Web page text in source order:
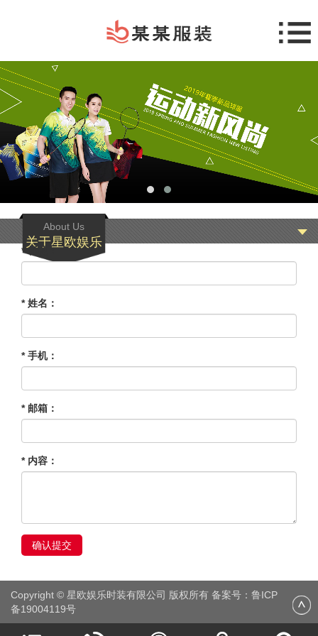
About Us
关于星欧娱乐
* 标题：
* 姓名：
* 手机：
* 邮箱：
* 内容：
确认提交
Copyright © 星欧娱乐时装有限公司 版权所有 备案号： 鲁ICP
备19004119号